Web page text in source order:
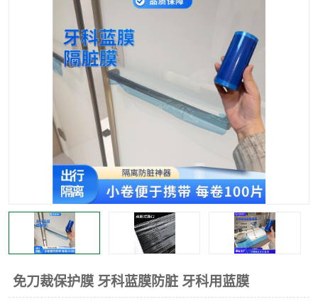
免刀裁保护膜 牙科蓝膜防脏 牙科用蓝膜
拉伸缠绕膜 透明保护膜
黑白保护膜 乳白保护膜
纯黑保护膜
印字保护膜 彩钢板保护膜
不绣钢板保护膜 两边上胶保护膜
窗缝阻风胶带 铝板保护膜
不锈钢板保护膜 一次性隔离膜